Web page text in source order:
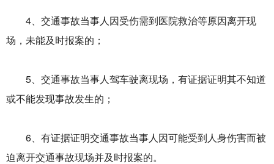
4、交通事故当事人因受伤需到医院救治等原因离开现
场，未能及时报案的；
5、交通事故当事人驾车驶离现场，有证据证明其不知道
或不能发现事故发生的；
6、有证据证明交通事故当事人因可能受到人身伤害而被
迫离开交通事故现场并及时报案的。